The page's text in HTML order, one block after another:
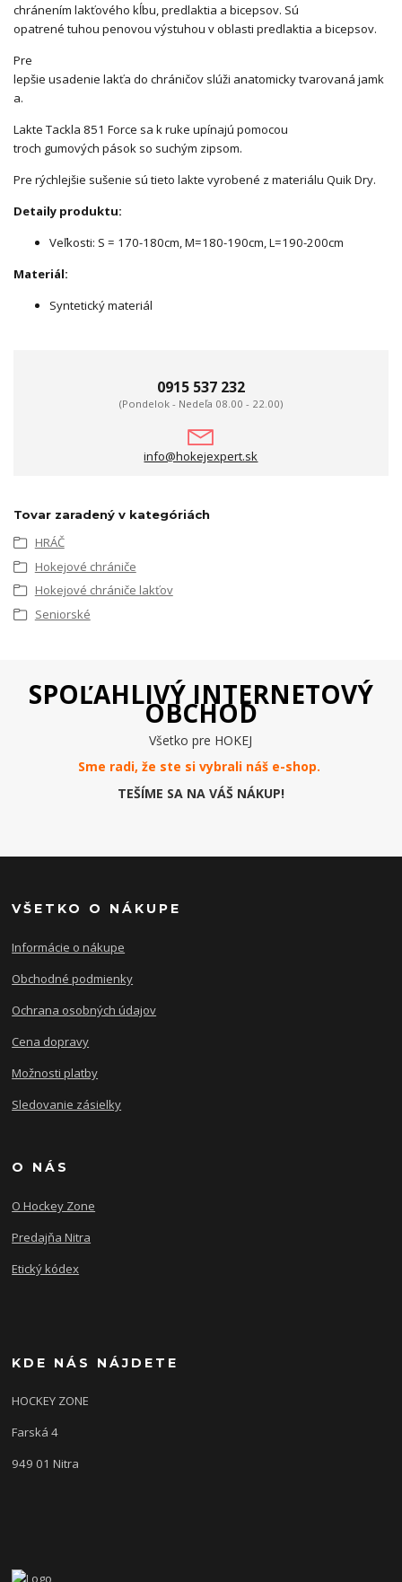
chránením lakťového kĺbu, predlaktia a bicepsov. Sú
opatrené tuhou penovou výstuhou v oblasti predlaktia a bicepsov.
Pre
lepšie usadenie lakťa do chráničov slúži anatomicky tvarovaná jamk
a.
Lakte Tackla 851 Force sa k ruke upínajú pomocou
troch gumových pások so suchým zipsom.
Pre rýchlejšie sušenie sú tieto lakte vyrobené z materiálu Quik Dry.
Detaily produktu:
Veľkosti: S = 170-180cm, M=180-190cm, L=190-200cm
Materiál:
Syntetický materiál
0915 537 232
(Pondelok - Nedeľa 08.00 - 22.00)
info@hokejexpert.sk
Tovar zaradený v kategóriách
HRÁČ
Hokejové chrániče
Hokejové chrániče lakťov
Seniorské
SPOĽAHLIVÝ INTERNETOVÝ
OBCHOD
Všetko pre HOKEJ
Sme radi, že ste si vybrali náš e-shop.
TEŠÍME SA NA VÁŠ NÁKUP!
VŠETKO O NÁKUPE
Informácie o nákupe
Obchodné podmienky
Ochrana osobných údajov
Cena dopravy
Možnosti platby
Sledovanie zásielky
O NÁS
O Hockey Zone
Predajňa Nitra
Etický kódex
KDE NÁS NÁJDETE
HOCKEY ZONE
Farská 4
949 01 Nitra